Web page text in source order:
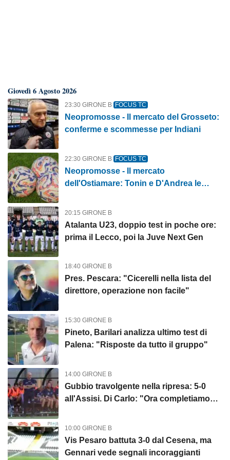
Giovedì 6 Agosto 2026
23:30 GIRONE B FOCUS TC
Neopromosse - Il mercato del Grosseto:
conferme e scommesse per Indiani
22:30 GIRONE B FOCUS TC
Neopromosse - Il mercato
dell'Ostiamare: Tonin e D'Andrea le
20:15 GIRONE B
Atalanta U23, doppio test in poche ore:
prima il Lecco, poi la Juve Next Gen
18:40 GIRONE B
Pres. Pescara: "Cicerelli nella lista del
direttore, operazione non facile"
15:30 GIRONE B
Pineto, Barilari analizza ultimo test di
Palena: "Risposte da tutto il gruppo"
14:00 GIRONE B
Gubbio travolgente nella ripresa: 5-0
all'Assisi. Di Carlo: "Ora completiamo
10:00 GIRONE B
Vis Pesaro battuta 3-0 dal Cesena, ma
Gennari vede segnali incoraggianti